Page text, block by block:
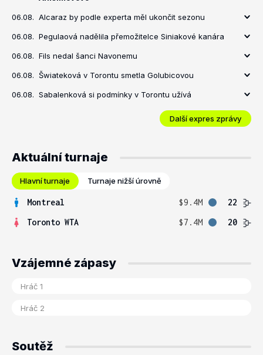
06.08. Alcaraz by podle experta měl ukončit sezonu
06.08. Pegulaová nadělila přemožitelce Siniakové kanára
06.08. Fils nedal šanci Navonemu
06.08. Šwiateková v Torontu smetla Golubicovou
06.08. Sabalenková si podmínky v Torontu užívá
Další expres zprávy
Aktuální turnaje
Hlavní turnaje Turnaje nižší úrovně
Montreal $9.4M
22
Toronto WTA
$7.4M 20
Vzájemné zápasy
Soutěž